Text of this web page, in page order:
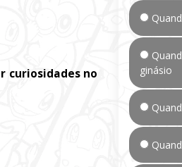
curiosidades no
ginásio